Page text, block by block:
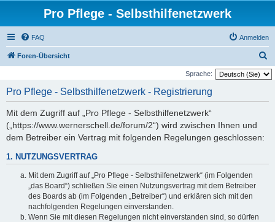
Pro Pflege - Selbsthilfenetzwerk
FAQ Anmelden
Foren-Übersicht
u
Sprache:
Pro Pflege - Selbsthilfenetzwerk - Registrierung
Mit dem Zugriff auf „Pro Pflege - Selbsthilfenetzwerk“
(„https://www.wernerschell.de/forum/2“) wird zwischen Ihnen und
dem Betreiber ein Vertrag mit folgenden Regelungen geschlossen:
1. NUTZUNGSVERTRAG
Mit dem Zugriff auf „Pro Pflege - Selbsthilfenetzwerk“ (im Folgenden
„das Board“) schließen Sie einen Nutzungsvertrag mit dem Betreiber
des Boards ab (im Folgenden „Betreiber“) und erklären sich mit den
nachfolgenden Regelungen einverstanden.
Wenn Sie mit diesen Regelungen nicht einverstanden sind, so dürfen